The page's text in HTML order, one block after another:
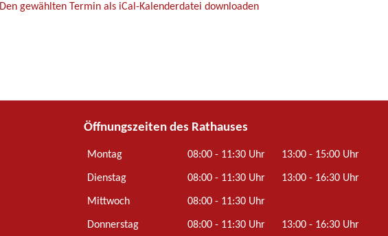
Den gewählten Termin als iCal-Kalenderdatei downloaden
Öffnungszeiten des Rathauses
Montag 08:00 - 11:30 Uhr 13:00 - 15:00 Uhr
Dienstag 08:00 - 11:30 Uhr 13:00 - 16:30 Uhr
Mittwoch 08:00 - 11:30 Uhr
Donnerstag 08:00 - 11:30 Uhr 13:00 - 16:30 Uhr